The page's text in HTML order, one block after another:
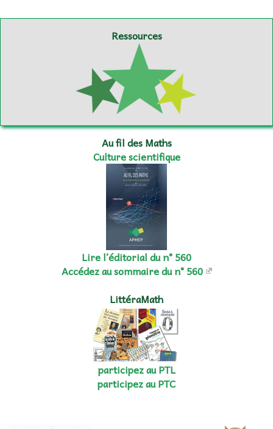
Ressources
Au fil des Maths
Culture scientifique
Lire l’éditorial du n° 560
Accédez au sommaire du n° 560
LittéraMath
participez au PTL
participez au PTC